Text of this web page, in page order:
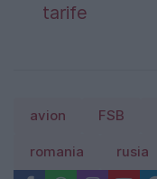
tarife
avion FSB
romania rusia